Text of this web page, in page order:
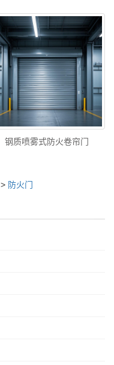
钢质喷雾式防火卷帘门
> 防火门